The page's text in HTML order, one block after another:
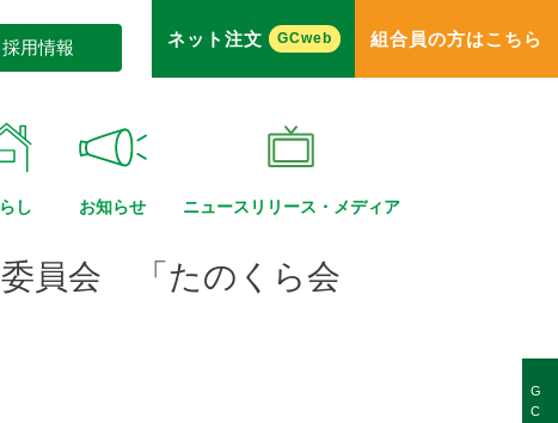
採用情報
し お知らせ ニュースリリース・ メディア
ネット注文 GCweb 組合員の方はこちら
G
C
員会 「たのくら会